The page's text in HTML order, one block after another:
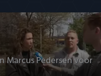
Marcus Pedersen voor